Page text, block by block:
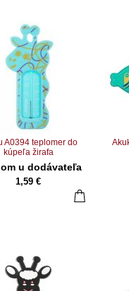
A0394 teplomer do
kúpeľa žirafa
u dodávateľa
1,59 €